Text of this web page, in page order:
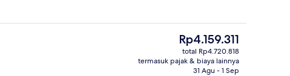
Bar (di properti)
Harga
saat
ini
Rp4.159.311
Rp4.159.311
total Rp4.720.818
termasuk pajak & biaya lainnya
31 Agu - 1 Sep